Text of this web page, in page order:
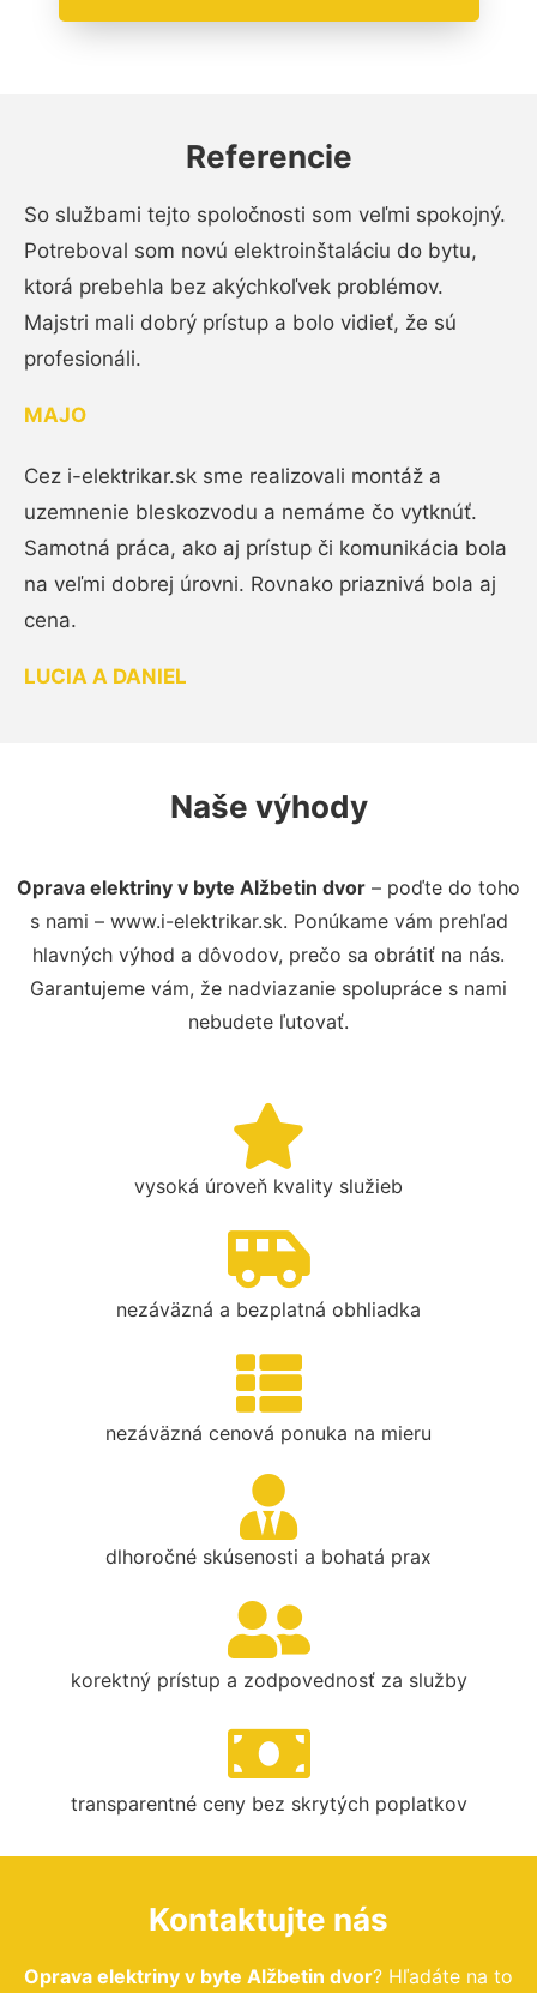
Referencie
So službami tejto spoločnosti som veľmi spokojný.
Potreboval som novú elektroinštaláciu do bytu,
ktorá prebehla bez akýchkoľvek problémov.
Majstri mali dobrý prístup a bolo vidieť, že sú
profesionáli.
MAJO
Cez i-elektrikar.sk sme realizovali montáž a
uzemnenie bleskozvodu a nemáme čo vytknúť.
Samotná práca, ako aj prístup či komunikácia bola
na veľmi dobrej úrovni. Rovnako priaznivá bola aj
cena.
LUCIA A DANIEL
Naše výhody
Oprava elektriny v byte Alžbetin dvor – poďte do toho
s nami – www.i-elektrikar.sk. Ponúkame vám prehľad
hlavných výhod a dôvodov, prečo sa obrátiť na nás.
Garantujeme vám, že nadviazanie spolupráce s nami
nebudete ľutovať.
vysoká úroveň kvality služieb
nezáväzná a bezplatná obhliadka
nezáväzná cenová ponuka na mieru
dlhoročné skúsenosti a bohatá prax
korektný prístup a zodpovednosť za služby
transparentné ceny bez skrytých poplatkov
Kontaktujte nás
Oprava elektriny v byte Alžbetin dvor? Hľadáte na to